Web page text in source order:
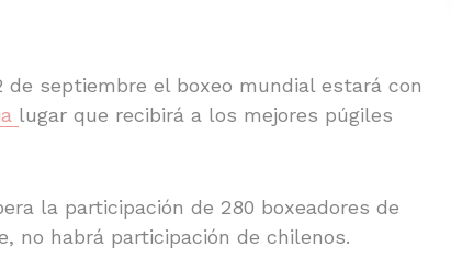
septiembre el boxeo mundial estará con
lugar que recibirá a los mejores púgiles
la participación de 280 boxeadores de
no habrá participación de chilenos.